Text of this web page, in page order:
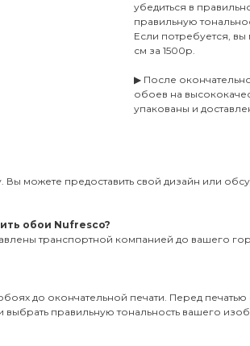
убедиться в
правильную
Если потребуется,
см за 1500р.
▶ После
обоев на
упакованы и
можете предоставить свой дизайн или
обои Nufresco?
транспортной компанией до вашего
до окончательной печати. Перед
правильную тональность вашего